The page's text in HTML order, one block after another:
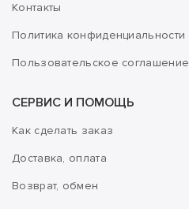
Контакты
Политика конфиденциальности
Пользовательское соглашение
СЕРВИС И ПОМОЩЬ
Как сделать заказ
Доставка, оплата
Возврат, обмен